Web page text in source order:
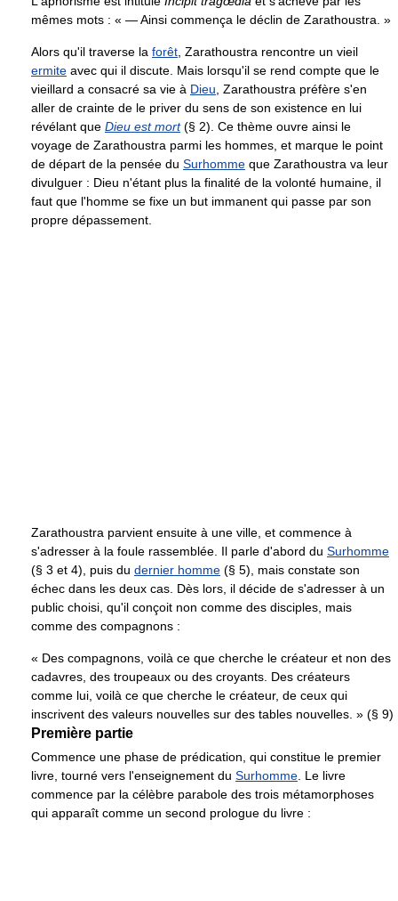
mêmes mots : « — Ainsi commença le déclin de Zarathoustra. »
Alors qu'il traverse la forêt , Zarathoustra rencontre un vieil
ermite avec qui il discute. Mais lorsqu'il se rend compte que le
vieillard a consacré sa vie à Dieu , Zarathoustra préfère s'en
aller de crainte de le priver du sens de son existence en lui
révélant que Dieu est mort(§ 2). Ce thème ouvre ainsi le
voyage de Zarathoustra parmi les hommes, et marque le point
de départ de la pensée du Surhomme que Zarathoustra va leur
divulguer : Dieu n'étant plus la finalité de la volonté humaine, il
faut que l'homme se fixe un but immanent qui passe par son
propre dépassement.
Zarathoustra parvient ensuite à une ville, et commence à
s'adresser à la foule rassemblée. Il parle d'abord du Surhomme
(§ 3 et 4), puis du dernier homme (§ 5), mais constate son
échec dans les deux cas. Dès lors, il décide de s'adresser à un
public choisi, qu'il conçoit non comme des disciples, mais
comme des compagnons :
« Des compagnons, voilà ce que cherche le créateur et non des
cadavres, des troupeaux ou des croyants. Des créateurs
comme lui, voilà ce que cherche le créateur, de ceux qui
inscrivent des valeurs nouvelles sur des tables nouvelles. » (§ 9)
Première partie
Commence une phase de prédication, qui constitue le premier
livre, tourné vers l'enseignement du Surhomme . Le livre
commence par la célèbre parabole des trois métamorphoses
qui apparaît comme un second prologue du livre :